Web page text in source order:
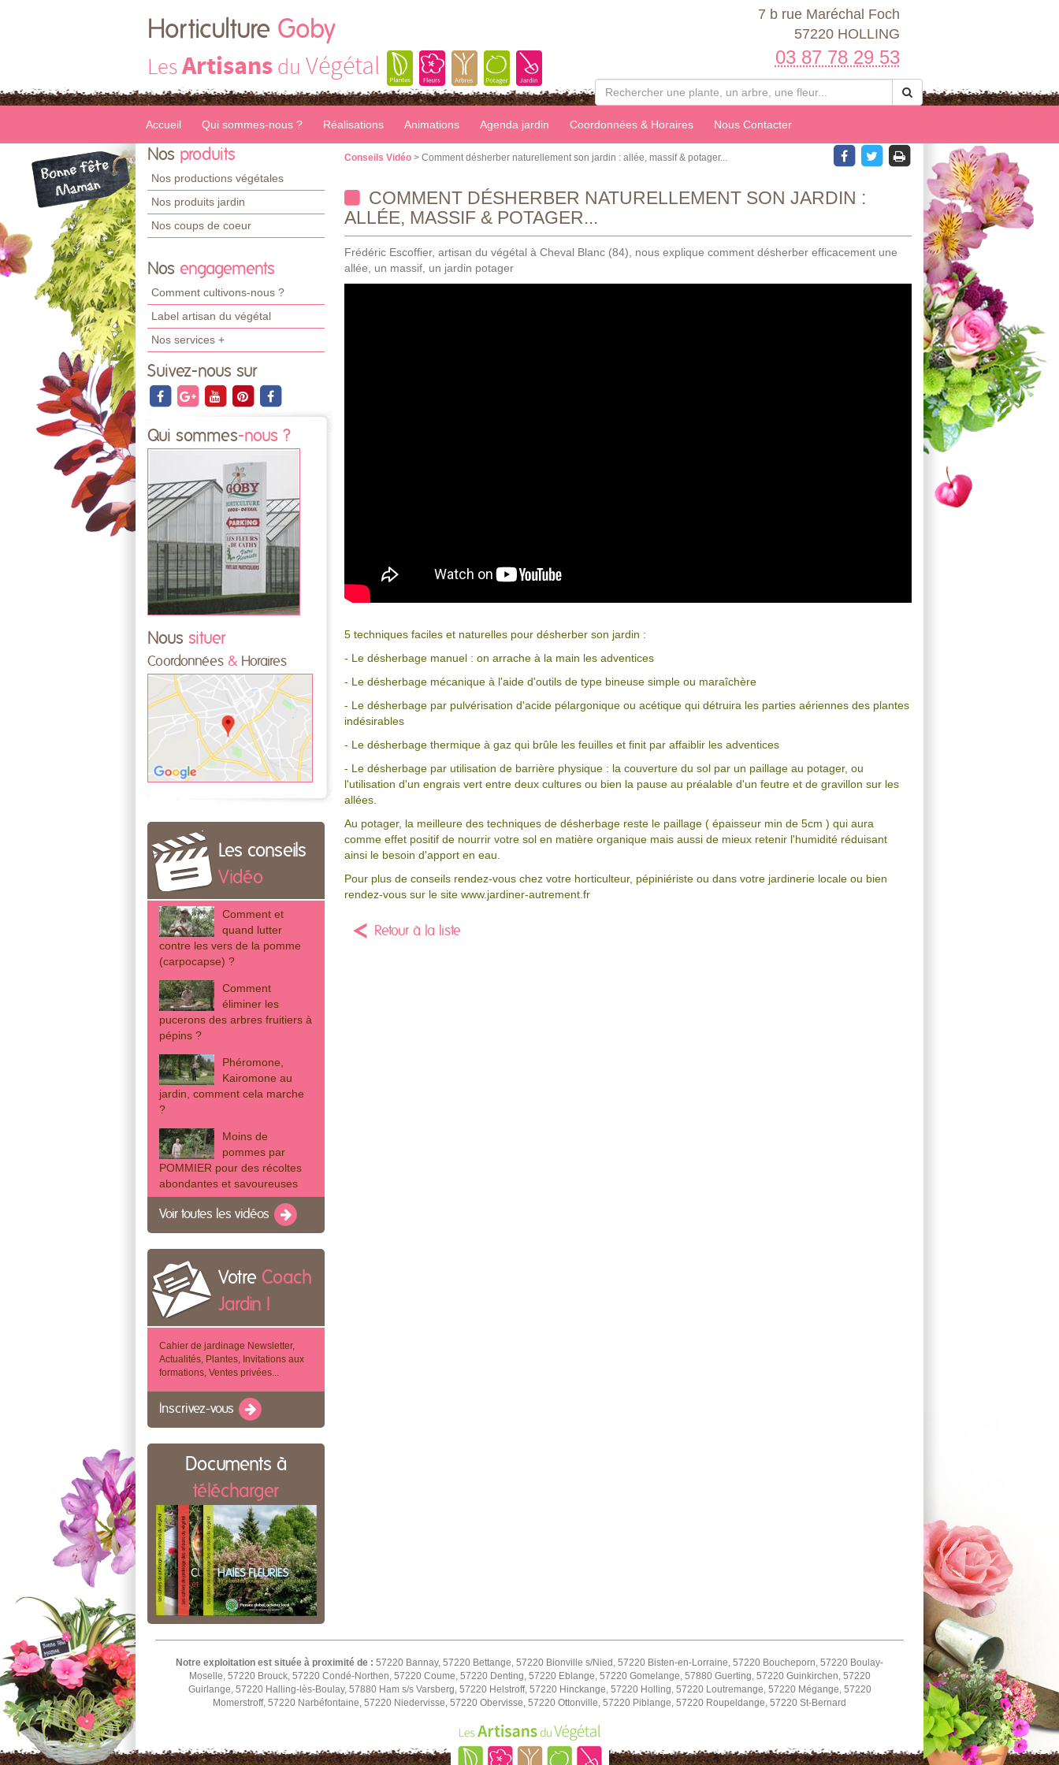
Horticulture Goby
LesArtisans du Végétal
7 b rue Maréchal Foch
57220 HOLLING
03 87 78 29 53
Accueil Qui sommes-nous ? Réalisations Animations Agenda jardin Coordonnées & Horaires Nous Contacter
Nos produits
Nos productions végétales
Nos produits jardin
Nos coups de coeur
Nos engagements
Comment cultivons-nous ?
Label artisan du végétal
Nos services +
Suivez-nous sur
Qui sommes-nous ?
Nous situer
Coordonnées & Horaires
Les conseils
Vidéo
Comment et
quand lutter
contre les vers de la pomme
(carpocapse) ?
Comment
éliminer les
pucerons des arbres fruitiers à
pépins ?
Phéromone,
Kairomone au
jardin, comment cela marche
?
Moins de
pommes par
POMMIER pour des récoltes
abondantes et savoureuses
Voir toutes les vidéos
Votre Coach
Jardin !
Cahier de jardinage Newsletter,
Actualités, Plantes, Invitations aux
formations, Ventes privées...
Inscrivez-vous
Documents à
télécharger
Conseils Vidéo > Comment désherber naturellement son jardin : allée, massif & potager...
COMMENT DÉSHERBER NATURELLEMENT SON JARDIN :
ALLÉE, MASSIF & POTAGER...
Frédéric Escoffier, artisan du végétal à Cheval Blanc (84), nous explique comment désherber efficacement une
allée, un massif, un jardin potager
5 techniques faciles et naturelles pour désherber son jardin :
- Le désherbage manuel : on arrache à la main les adventices
- Le désherbage mécanique à l'aide d'outils de type bineuse simple ou maraîchère
- Le désherbage par pulvérisation d'acide pélargonique ou acétique qui détruira les parties aériennes des plantes
indésirables
- Le désherbage thermique à gaz qui brûle les feuilles et finit par affaiblir les adventices
- Le désherbage par utilisation de barrière physique : la couverture du sol par un paillage au potager, ou
l'utilisation d'un engrais vert entre deux cultures ou bien la pause au préalable d'un feutre et de gravillon sur les
allées.
Au potager, la meilleure des techniques de désherbage reste le paillage ( épaisseur min de 5cm ) qui aura
comme effet positif de nourrir votre sol en matière organique mais aussi de mieux retenir l'humidité réduisant
ainsi le besoin d'apport en eau.
Pour plus de conseils rendez-vous chez votre horticulteur, pépiniériste ou dans votre jardinerie locale ou bien
rendez-vous sur le site www.jardiner-autrement.fr
Retour à la liste
Notre exploitation est située à proximité de : 57220 Bannay, 57220 Bettange, 57220 Bionville s/Nied, 57220 Bisten-en-Lorraine, 57220 Boucheporn, 57220 Boulay-
Moselle, 57220 Brouck, 57220 Condé-Northen, 57220 Coume, 57220 Denting, 57220 Eblange, 57220 Gomelange, 57880 Guerting, 57220 Guinkirchen, 57220
Guirlange, 57220 Halling-lès-Boulay, 57880 Ham s/s Varsberg, 57220 Helstroff, 57220 Hinckange, 57220 Holling, 57220 Loutremange, 57220 Mégange, 57220
Momerstroff, 57220 Narbéfontaine, 57220 Niedervisse, 57220 Obervisse, 57220 Ottonville, 57220 Piblange, 57220 Roupeldange, 57220 St-Bernard